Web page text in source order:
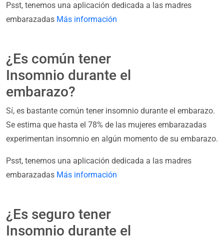
Psst, tenemos una aplicación dedicada a las madres
embarazadas Más información
¿Es común tener
Insomnio durante el
embarazo?
Sí, es bastante común tener insomnio durante el embarazo.
Se estima que hasta el 78% de las mujeres embarazadas
experimentan insomnio en algún momento de su embarazo.
Psst, tenemos una aplicación dedicada a las madres
embarazadas Más información
¿Es seguro tener
Insomnio durante el